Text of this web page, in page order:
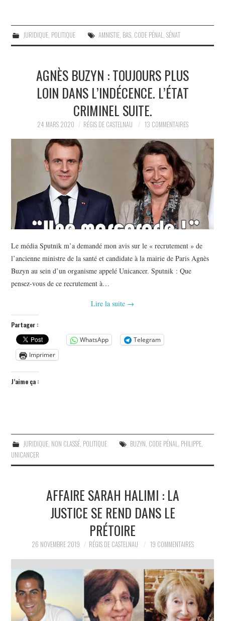
JURIDIQUE, POLITIQUE AMNISTIE, BAS, CODE PÉNAL, SÉNAT
AGNÈS BUZYN : TOUJOURS PLUS
LOIN DANS L’INDÉCENCE. L’ÉTAT
CRIMINEL SUITE.
24 MARS 2020 RÉGIS DE CASTELNAU 13 COMMENTAIRES
Le média Sputnik m’a demandé mon avis sur le « recrutement » de
l’ancienne ministre de la santé et candidate à la mairie de Paris Agnès
Buzyn au sein d’un organisme appelé Unicancer. Sputnik : Que
pensez-vous de ce recrutement à…
Lire la suite →
Partager :
WhatsApp
Telegram
Imprimer
J’aime ça :
JURIDIQUE, NON CLASSÉ, POLITIQUE BUZYN, CODE PÉNAL, PHILIPPE,
UNICANCER
AFFAIRE SARAH HALIMI : LA
JUSTICE SE REND DANS LE
PRÉTOIRE
26 NOVEMBRE 2019 RÉGIS DE CASTELNAU 19 COMMENTAIRES